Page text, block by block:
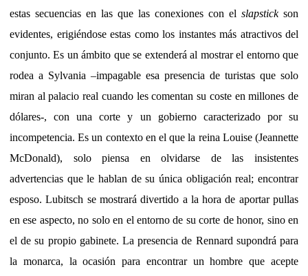
estas secuencias en las que las conexiones con el slapstickson
evidentes, erigiéndose estas como los instantes más atractivos del
conjunto. Es un ámbito que se extenderá al mostrar el entorno que
rodea a Sylvania –impagable esa presencia de turistas que solo
miran al palacio real cuando les comentan su coste en millones de
dólares-, con una corte y un gobierno caracterizado por su
incompetencia. Es un contexto en el que la reina Louise (Jeannette
McDonald), solo piensa en olvidarse de las insistentes
advertencias que le hablan de su única obligación real; encontrar
esposo. Lubitsch se mostrará divertido a la hora de aportar pullas
en ese aspecto, no solo en el entorno de su corte de honor, sino en
el de su propio gabinete. La presencia de Rennard supondrá para
la monarca, la ocasión para encontrar un hombre que acepte